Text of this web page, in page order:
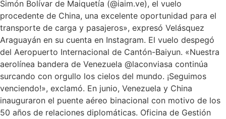
Simón Bolívar de Maiquetía (@iaim.ve), el vuelo
procedente de China, una excelente oportunidad para el
transporte de carga y pasajeros», expresó Velásquez
Araguayán en su cuenta en Instagram. El vuelo despegó
del Aeropuerto Internacional de Cantón-Baiyun. «Nuestra
aerolínea bandera de Venezuela @laconviasa continúa
surcando con orgullo los cielos del mundo. ¡Seguimos
venciendo!», exclamó. En junio, Venezuela y China
inauguraron el puente aéreo binacional con motivo de los
50 años de relaciones diplomáticas. Oficina de Gestión